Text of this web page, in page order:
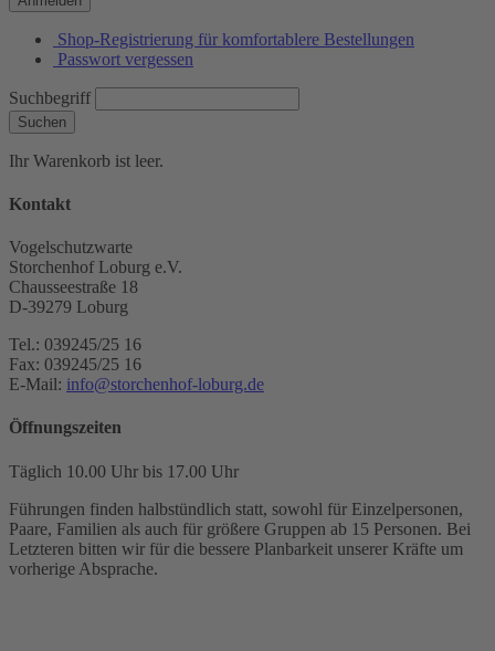
Shop-Registrierung für komfortablere Bestellungen
Passwort vergessen
Suchbegriff
Suchen
Ihr Warenkorb ist leer.
Kontakt
Vogelschutzwarte
Storchenhof Loburg e.V.
Chausseestraße 18
D-39279 Loburg
Tel.: 039245/25 16
Fax: 039245/25 16
E-Mail: info@storchenhof-loburg.de
Öffnungszeiten
Täglich 10.00 Uhr bis 17.00 Uhr
Führungen finden halbstündlich statt, sowohl für Einzelpersonen,
Paare, Familien als auch für größere Gruppen ab 15 Personen. Bei
Letzteren bitten wir für die bessere Planbarkeit unserer Kräfte um
vorherige Absprache.